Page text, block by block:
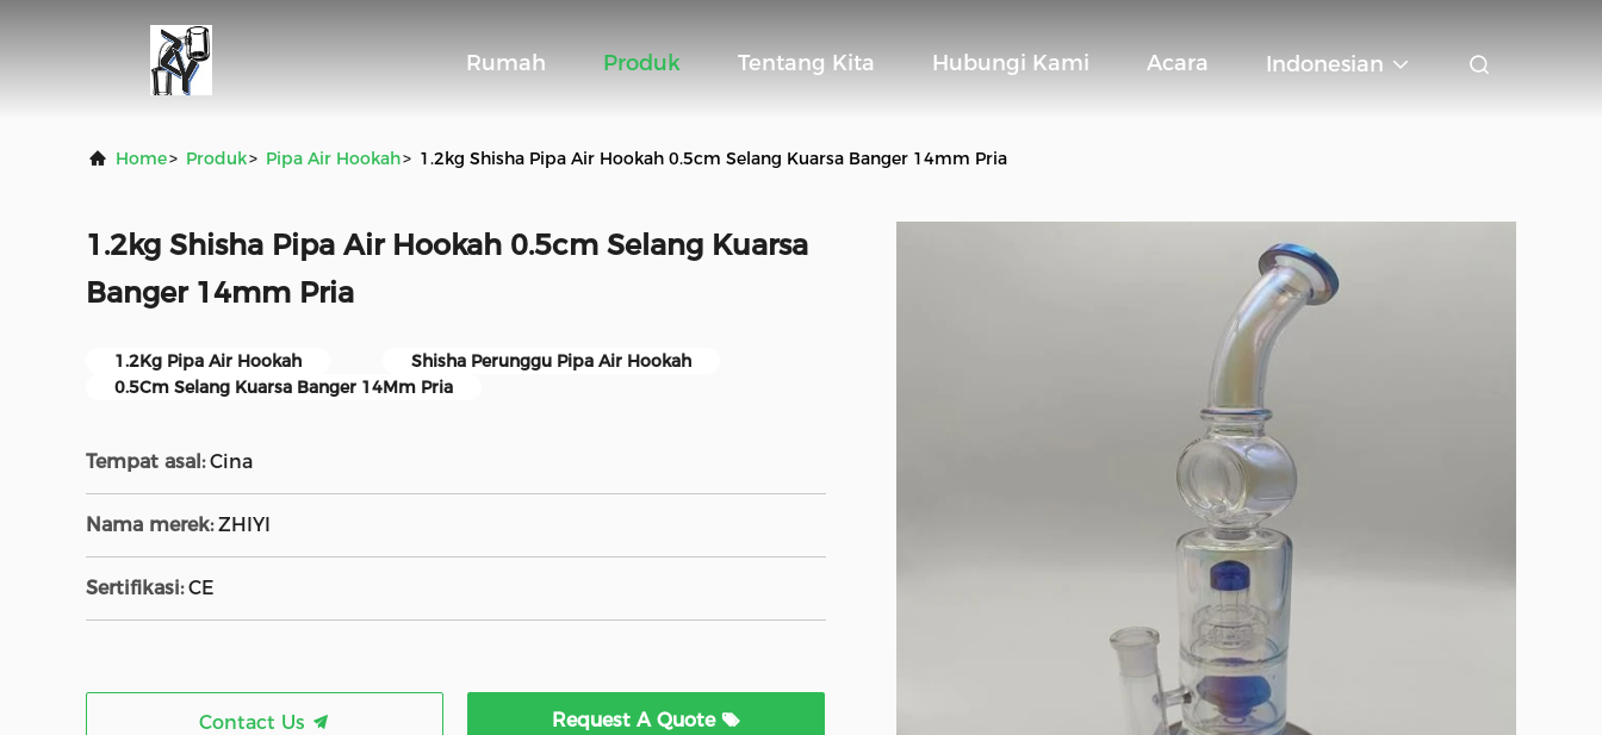
Rumah Produk Tentang Kita Hubungi Kami Acara Indonesian
Home> Produk> Pipa Air Hookah> 1.2kg Shisha Pipa Air Hookah 0.5cm Selang Kuarsa Banger 14mm Pria
1.2kg Shisha Pipa Air Hookah 0.5cm Selang Kuarsa
Banger 14mm Pria
1.2Kg Pipa Air Hookah
Shisha Perunggu Pipa Air Hookah
0.5Cm Selang Kuarsa Banger 14Mm Pria
Tempat asal: Cina
Nama merek: ZHIYI
Sertifikasi: CE
Contact Us Request A Quote